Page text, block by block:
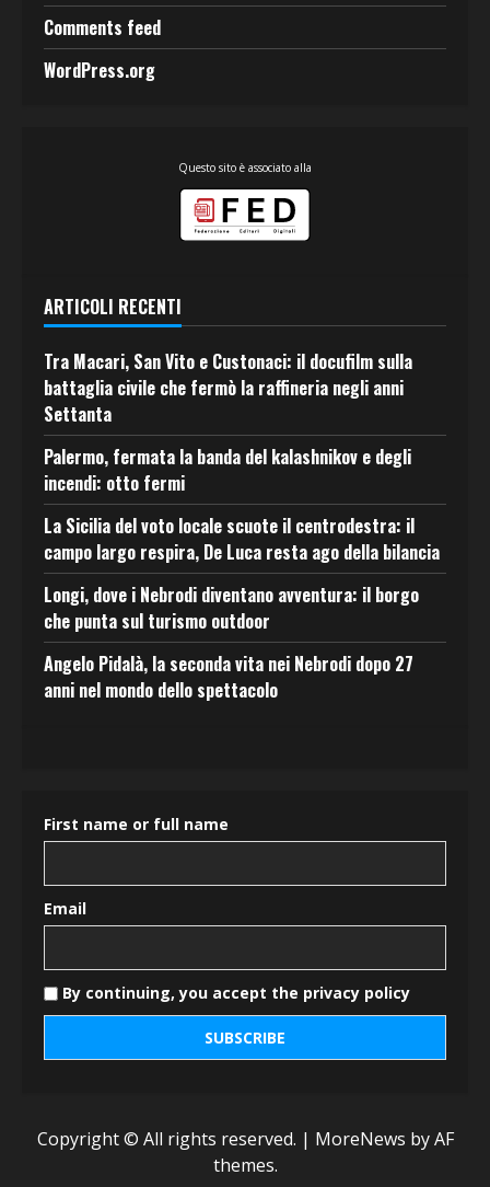
Comments feed
WordPress.org
Questo sito è associato alla
ARTICOLI RECENTI
Tra Macari, San Vito e Custonaci: il docufilm sulla
battaglia civile che fermò la raffineria negli anni
Settanta
Palermo, fermata la banda del kalashnikov e degli
incendi: otto fermi
La Sicilia del voto locale scuote il centrodestra: il
campo largo respira, De Luca resta ago della bilancia
Longi, dove i Nebrodi diventano avventura: il borgo
che punta sul turismo outdoor
Angelo Pidalà, la seconda vita nei Nebrodi dopo 27
anni nel mondo dello spettacolo
First name or full name
Email
By continuing, you accept the privacy policy
Copyright © All rights reserved. | MoreNews by AF
themes.